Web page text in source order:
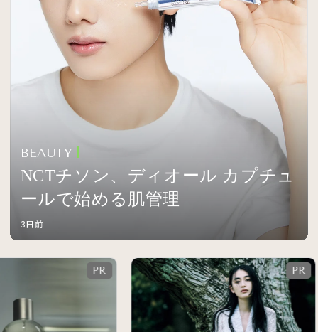
BEAUTY
NCTチソン、ディオール カプチュ
ールで始める肌管理
3日前